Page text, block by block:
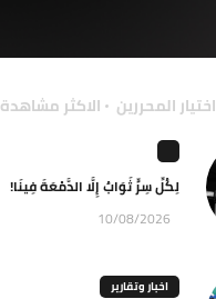
اختيار المحررين الاكثر مشاهدة
لِكُلِّ سِرٍّ ثَوَابٌ إِلَّا الدَّمْعَةَ فِينَا!
10/08/2026
اخبار وتقارير